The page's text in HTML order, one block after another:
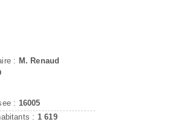
: M. Renaud
: 16005
: 1 619